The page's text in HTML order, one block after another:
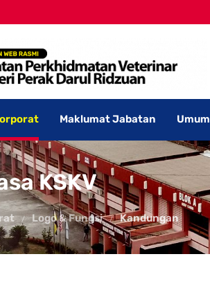
Maklumat Jabatan Umum
KSKV
Logo & Fungsi Kandungan